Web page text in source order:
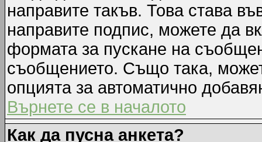
направите такъв. Това става
направите подпис, можете да
формата за пускане на
съобщението. Също така,
опцията за автоматично
Върнете се в началото
Как да пусна анкета?